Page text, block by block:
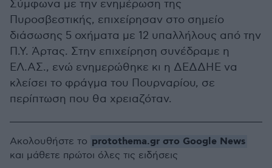
Σύμφωνα με την ενημέρωση της
Πυροσβεστικής, επιχείρησαν στο σημείο
διάσωσης 5 οχήματα με 12 υπαλλήλους από την
Π.Υ. Άρτας. Στην επιχείρηση συνέδραμε η
ΕΛ.ΑΣ., ενώ ενημερώθηκε κι η ΔΕΔΔΗΕ να
κλείσει το φράγμα του Πουρναρίου, σε
περίπτωση που θα χρειαζόταν.
Ακολουθήστε το protothema.gr στο Google News
και μάθετε πρώτοι όλες τις ειδήσεις